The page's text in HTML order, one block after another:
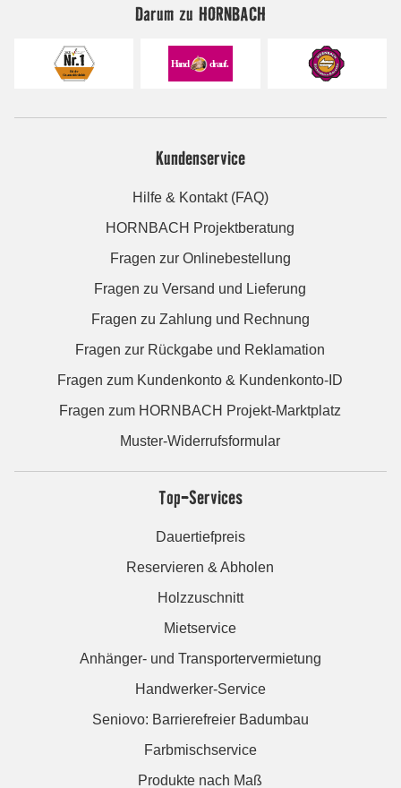
Darum zu HORNBACH
Kundenservice
Hilfe & Kontakt (FAQ)
HORNBACH Projektberatung
Fragen zur Onlinebestellung
Fragen zu Versand und Lieferung
Fragen zu Zahlung und Rechnung
Fragen zur Rückgabe und Reklamation
Fragen zum Kundenkonto & Kundenkonto-ID
Fragen zum HORNBACH Projekt-Marktplatz
Muster-Widerrufsformular
Top-Services
Dauertiefpreis
Reservieren & Abholen
Holzzuschnitt
Mietservice
Anhänger- und Transportervermietung
Handwerker-Service
Seniovo: Barrierefreier Badumbau
Farbmischservice
Produkte nach Maß